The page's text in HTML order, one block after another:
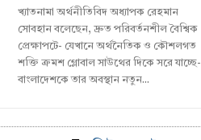
খ্যাতনামা অর্থনীতিবিদ অধ্যাপক রেহমান
সোবহান বলেছেন, দ্রুত পরিবর্তনশীল বৈশ্বিক
প্রেক্ষাপটে- যেখানে অর্থনৈতিক ও কৌশলগত
শক্তি ক্রমশ গ্লোবাল সাউথের দিকে সরে যাচ্ছে-
বাংলাদেশকে তার অবস্থান নতুন...